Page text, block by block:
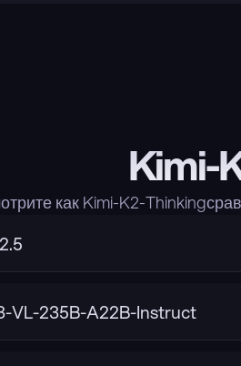
Kimi-
как Kimi-K2-
VL-235B-A22B-Instruct